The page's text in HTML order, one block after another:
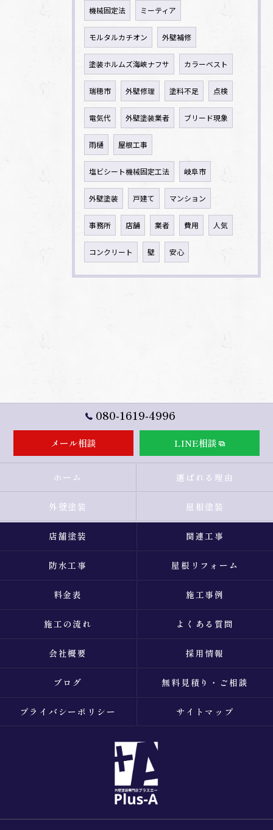
機械固定法 ミーティア
モルタルカチオン 外壁補修
塗装ホルムズ海峡ナフサ カラーベスト
瑞穂市 外壁修理 塗料不足 点検
電気代 外壁塗装業者 ブリード現象
雨樋 屋根工事
塩ビシート機械固定工法 岐阜市
外壁塗装 戸建て マンション
事務所 店舗 業者 費用 人気
コンクリート 壁 安心
080-1619-4996
メール相談 LINE相談
ホーム 選ばれる理由
外壁塗装 屋根塗装
店舗塗装 関連工事
防水工事 屋根リフォーム
料金表 施工事例
施工の流れ よくある質問
会社概要 採用情報
ブログ 無料見積り・ご相談
プライバシーポリシー サイトマップ